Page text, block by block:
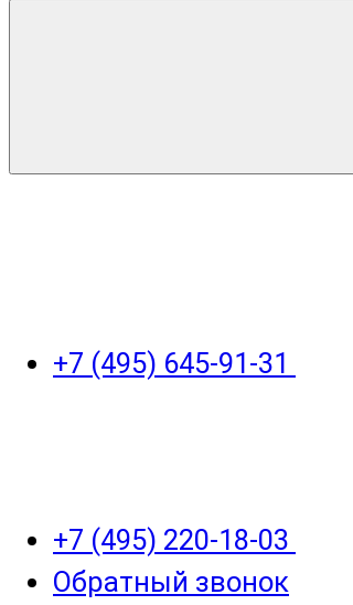
+7 (495) 645-91-31
+7 (495) 220-18-03
Обратный звонок